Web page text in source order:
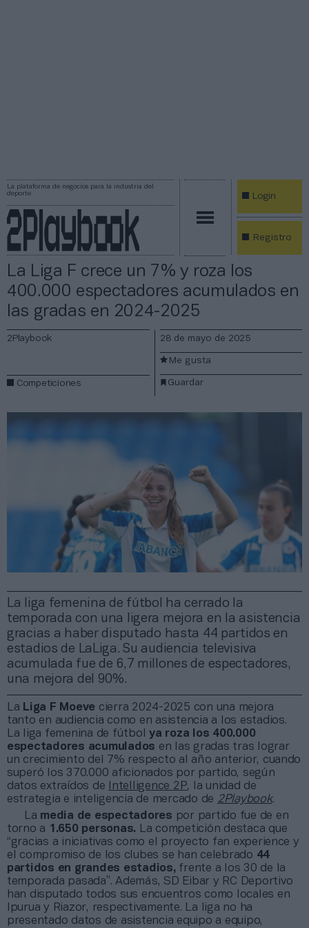
La plataforma de negocios para la industria del
deporte
Login
Registro
La Liga F crece un 7% y roza los
400.000 espectadores acumulados en
las gradas en 2024-2025
La liga femenina de fútbol ha cerrado la
temporada con una ligera mejora en la asistencia
gracias a haber disputado hasta 44 partidos en
estadios de LaLiga. Su audiencia televisiva
acumulada fue de 6,7 millones de espectadores,
una mejora del 90%.
2Playbook
Competiciones
28 de mayo de 2025
Guardar
Me gusta
La Liga F Moeve cierra 2024-2025 con una mejora
tanto en audiencia como en asistencia a los estadios.
La liga femenina de fútbolya roza los 400.000
espectadores acumulados en las gradas tras lograr
un crecimiento del 7% respecto al año anterior, cuando
superó los 370.000 aficionados por partido, según
datos extraídos de
Intelligence 2P, la unidad de
estrategia e inteligencia de mercado de 2Playbook.
La media de espectadores por partido fue de en
torno a 1.650 personas. La competición destaca que
“gracias a iniciativas como el proyecto fan experience y
el compromiso de los clubes se han celebrado 44
partidos en grandes estadios, frente a los 30 de la
temporada pasada”. Además, SD Eibar y RC Deportivo
han disputado todos sus encuentros como locales en
Ipurua y Riazor, respectivamente. La liga no ha
presentado datos de asistencia equipo a equipo,